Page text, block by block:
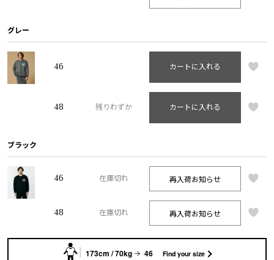
グレー
46 カートに入れる
48 残りわずか カートに入れる
ブラック
46 在庫切れ 再入荷お知らせ
48 在庫切れ 再入荷お知らせ
173cm / 70kg 46 Find your size